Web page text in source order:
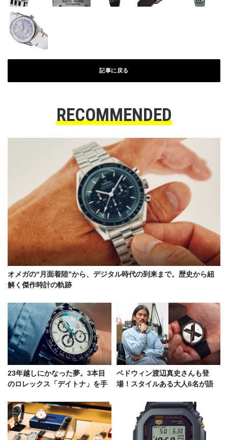
記事に戻る
RECOMMENDED
オメガの“月面着陸”から、デジタル時代の到来まで。歴史から紐
解く傑作時計の軌跡
23年越しにかなった夢。3本目
のロレックス「デイトナ」を手
ベドウィン渡辺真史さんも登
場！スタイルある大人6名が語